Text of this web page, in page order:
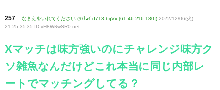
257 : なまえをいれてください (ﾜｯﾁｮｲ d713-bqVx [61.46.216.180]) 2022/12/06(火)
21:25:35.85 ID:vH8WRwSR0.net
Xマッチは味方強いのにチャレンジ味方ク
ソ雑魚なんだけどこれ本当に同じ内部レ
ートでマッチングしてる？